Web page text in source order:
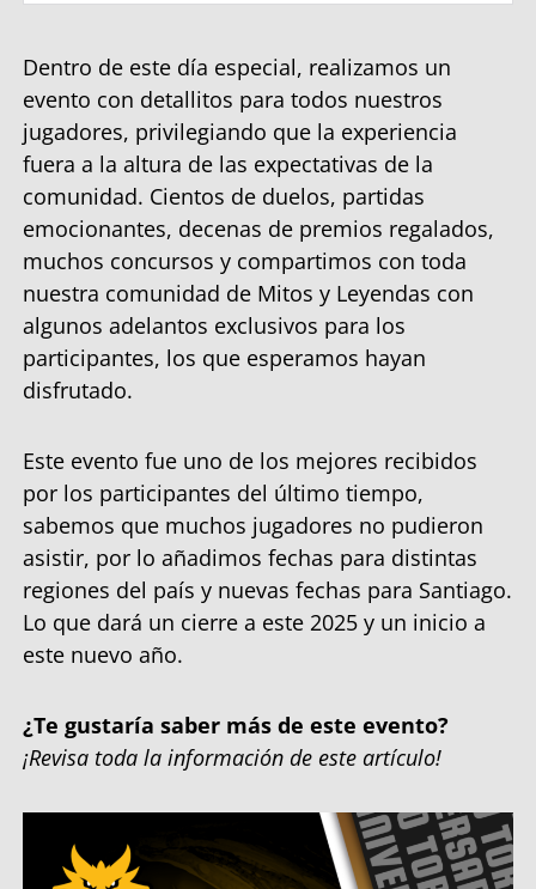
Dentro de este día especial, realizamos un
evento con detallitos para todos nuestros
jugadores, privilegiando que la experiencia
fuera a la altura de las expectativas de la
comunidad. Cientos de duelos, partidas
emocionantes, decenas de premios regalados,
muchos concursos y compartimos con toda
nuestra comunidad de Mitos y Leyendas con
algunos adelantos exclusivos para los
participantes, los que esperamos hayan
disfrutado.
Este evento fue uno de los mejores recibidos
por los participantes del último tiempo,
sabemos que muchos jugadores no pudieron
asistir, por lo añadimos fechas para distintas
regiones del país y nuevas fechas para Santiago.
Lo que dará un cierre a este 2025 y un inicio a
este nuevo año.
¿Te gustaría saber más de este evento?
¡Revisa toda la información de este artículo!